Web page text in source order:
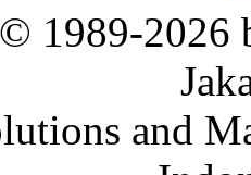
1989-2026
and